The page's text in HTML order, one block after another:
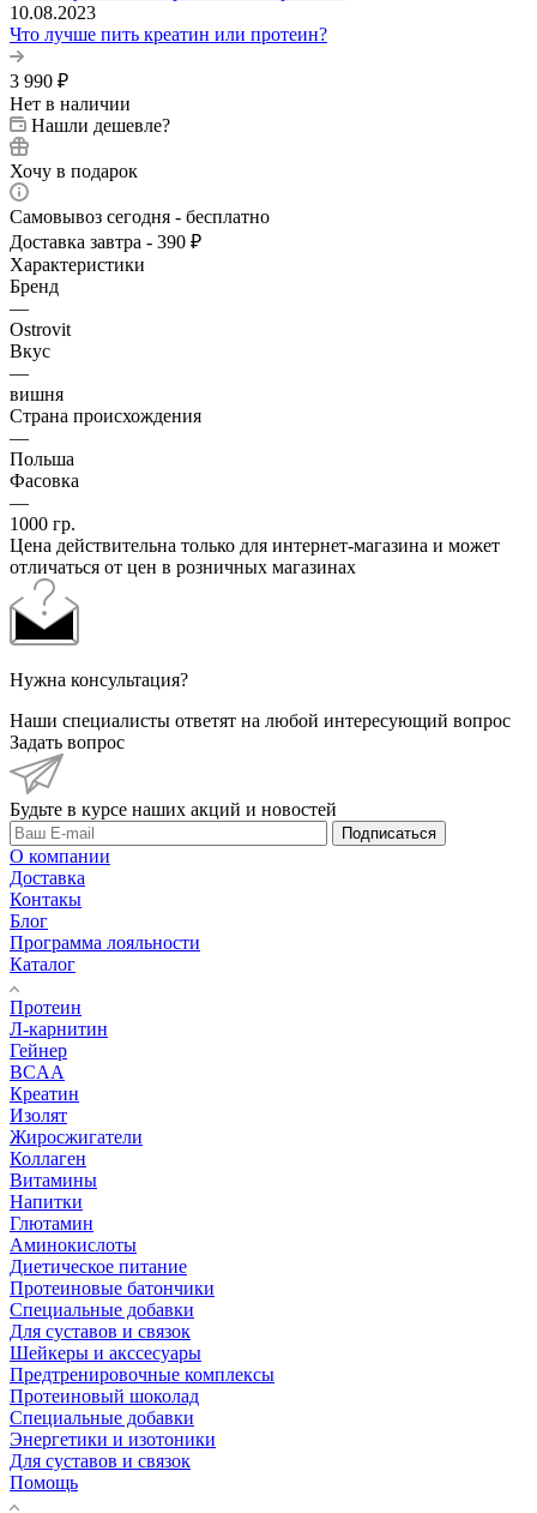
10.08.2023
Что лучше пить креатин или протеин?
3 990 ₽
Нет в наличии
Нашли дешевле?
Хочу в подарок
Самовывоз сегодня - бесплатно
Доставка завтра - 390 ₽
Характеристики
Бренд
—
Ostrovit
Вкус
—
вишня
Страна происхождения
—
Польша
Фасовка
—
1000 гр.
Цена действительна только для интернет-магазина и может
отличаться от цен в розничных магазинах
Нужна консультация?
Наши специалисты ответят на любой интересующий вопрос
Задать вопрос
Будьте в курсе наших акций и новостей
Подписаться
О компании
Доставка
Контакы
Блог
Программа лояльности
Каталог
Протеин
Л-карнитин
Гейнер
BCAA
Креатин
Изолят
Жиросжигатели
Коллаген
Витамины
Напитки
Глютамин
Аминокислоты
Диетическое питание
Протеиновые батончики
Специальные добавки
Для суставов и связок
Шейкеры и акссесуары
Предтренировочные комплексы
Протеиновый шоколад
Специальные добавки
Энергетики и изотоники
Для суставов и связок
Помощь